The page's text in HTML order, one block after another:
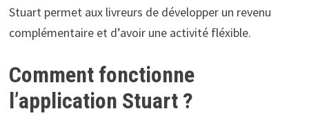
Stuart permet aux livreurs de développer un revenu
complémentaire et d’avoir une activité fléxible.
Comment fonctionne
l’application Stuart ?